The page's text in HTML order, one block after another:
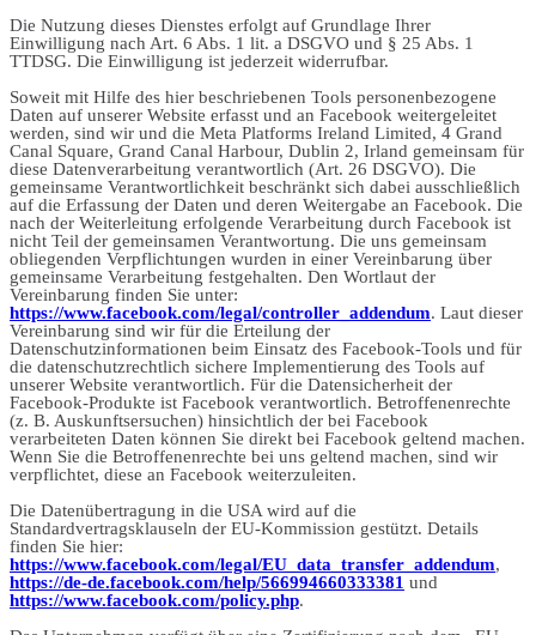
Die Nutzung dieses Dienstes erfolgt auf Grundlage Ihrer
Einwilligung nach Art. 6 Abs. 1 lit. a DSGVO und § 25 Abs. 1
TTDSG. Die Einwilligung ist jederzeit widerrufbar.
Soweit mit Hilfe des hier beschriebenen Tools personenbezogene
Daten auf unserer Website erfasst und an Facebook weitergeleitet
werden, sind wir und die Meta Platforms Ireland Limited, 4 Grand
Canal Square, Grand Canal Harbour, Dublin 2, Irland gemeinsam für
diese Datenverarbeitung verantwortlich (Art. 26 DSGVO). Die
gemeinsame Verantwortlichkeit beschränkt sich dabei ausschließlich
auf die Erfassung der Daten und deren Weitergabe an Facebook. Die
nach der Weiterleitung erfolgende Verarbeitung durch Facebook ist
nicht Teil der gemeinsamen Verantwortung. Die uns gemeinsam
obliegenden Verpflichtungen wurden in einer Vereinbarung über
gemeinsame Verarbeitung festgehalten. Den Wortlaut der
Vereinbarung finden Sie unter:
https://www.facebook.com/legal/controller_addendum. Laut dieser
Vereinbarung sind wir für die Erteilung der
Datenschutzinformationen beim Einsatz des Facebook-Tools und für
die datenschutzrechtlich sichere Implementierung des Tools auf
unserer Website verantwortlich. Für die Datensicherheit der
Facebook-Produkte ist Facebook verantwortlich. Betroffenenrechte
(z. B. Auskunftsersuchen) hinsichtlich der bei Facebook
verarbeiteten Daten können Sie direkt bei Facebook geltend machen.
Wenn Sie die Betroffenenrechte bei uns geltend machen, sind wir
verpflichtet, diese an Facebook weiterzuleiten.
Die Datenübertragung in die USA wird auf die
Standardvertragsklauseln der EU-Kommission gestützt. Details
finden Sie hier:
https://www.facebook.com/legal/EU_data_transfer_addendum,
https://de-de.facebook.com/help/566994660333381 und
https://www.facebook.com/policy.php.